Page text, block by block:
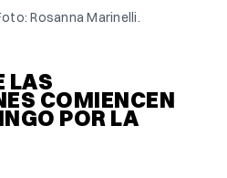
Rosanna Marinelli.
LAS
COMIENCEN
POR LA